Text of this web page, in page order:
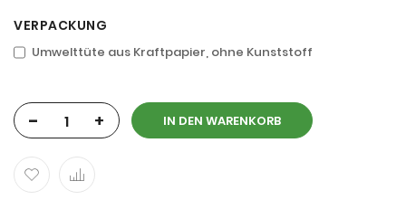
VERPACKUNG
Umwelttüte aus Kraftpapier, ohne Kunststoff
- + IN DEN WARENKORB